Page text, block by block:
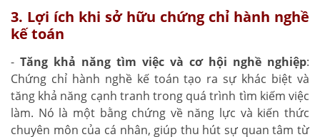
3. Lợi ích khi sở hữu chứng chỉ hành nghề
kế toán
- Tăng khả năng tìm việc và cơ hội nghề nghiệp:
Chứng chỉ hành nghề kế toán tạo ra sự khác biệt và
tăng khả năng cạnh tranh trong quá trình tìm kiếm việc
làm. Nó là một bằng chứng về năng lực và kiến thức
chuyên môn của cá nhân, giúp thu hút sự quan tâm từ